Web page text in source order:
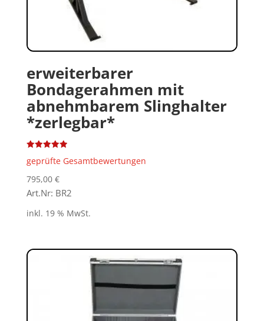
erweiterbarer
Bondagerahmen mit
abnehmbarem Slinghalter
*zerlegbar*
mit
von 5
geprüfte Gesamtbewertungen
795,00 €
Art.Nr: BR2
inkl. 19 % MwSt.